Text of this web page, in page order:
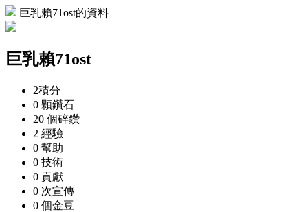
巨乳賴71ost的資料
巨乳賴71ost
2積分
0 顆鑽石
20 個碎鑽
2 經驗
0 幫助
0 技術
0 貢獻
0 次宣傳
0 個金豆